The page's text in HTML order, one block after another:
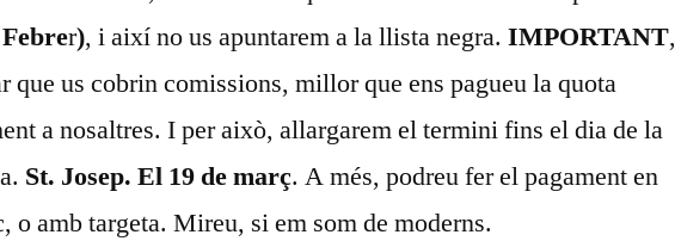
r), i així no us apuntarem a la llista negra.IMPORTANT,
que us cobrin comissions, millor que ens pagueu la quota
a nosaltres. I per això, allargarem el termini fins el dia de la
St. Josep. El 19 de març. A més, podreu fer el pagament en
o amb targeta. Mireu, si em som de moderns.